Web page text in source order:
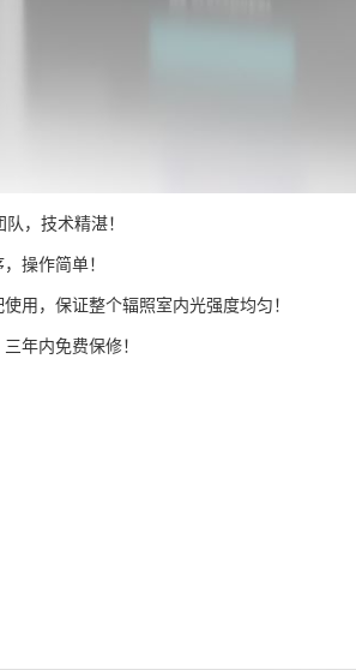
，技术精湛！
操作简单！
用，保证整个辐照室内光强度均匀！
年内免费保修！